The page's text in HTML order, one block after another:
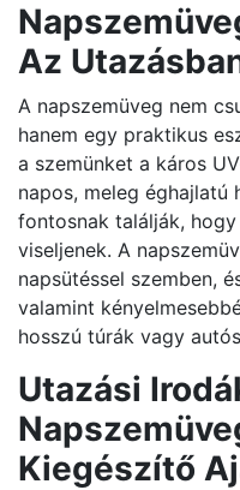
Az
A napszemüveg nem
hanem egy praktikus
a szemünket a káros
napos, meleg éghajlatú
fontosnak találják,
viseljenek. A
napsütéssel szemben,
valamint
hosszú túrák vagy
Utazási
Kiegészítő